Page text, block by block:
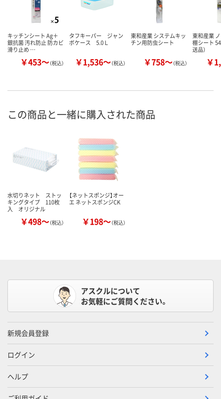
キッチンシート Ag＋
銀抗菌 汚れ防止 防カビ
滑り止め …
￥453～（税込）
タフキーパー ジャン
ボケース 5.0Ｌ
￥1,536～（税込）
東和産業 システムキッ
チン用防虫シート
￥758～（税込）
東和産業
棚シート
送品）
￥
この商品と一緒に購入された商品
水切りネット ストッ
キングタイプ 110枚
入 オリジナル
￥498～（税込）
【ネットスポンジ】オー
エ ネットスポンジCK
￥198～（税込）
アスクルについて
お気軽にご質問ください。
新規会員登録
ログイン
ヘルプ